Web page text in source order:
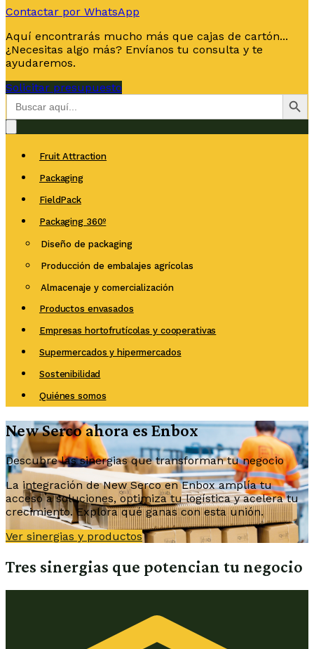
Contactar por WhatsApp
Aquí encontrarás mucho más que cajas de cartón...
¿Necesitas algo más? Envíanos tu consulta y te
ayudaremos.
Solicitar presupuesto
Buscar:
Botón de
Fruit Attraction
Packaging
FieldPack
Packaging 360º
Diseño de packaging
Producción de embalajes agrícolas
Almacenaje y comercialización
Productos envasados
Empresas hortofrutícolas y cooperativas
Supermercados y hipermercados
Sostenibilidad
Quiénes somos
New Serco ahora es Enbox
Descubre las sinergias que transforman tu negocio
La integración de New Serco en Enbox amplía tu
acceso a soluciones, optimiza tu logística y acelera tu
crecimiento. Explora qué ganas con esta unión.
Ver sinergias y productos
Tres sinergias que potencian tu negocio